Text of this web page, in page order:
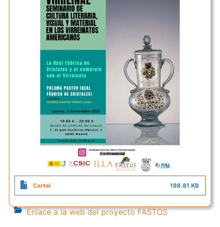
Cartel 198.81 KB
Enlace a la web del proyecto FASTOS